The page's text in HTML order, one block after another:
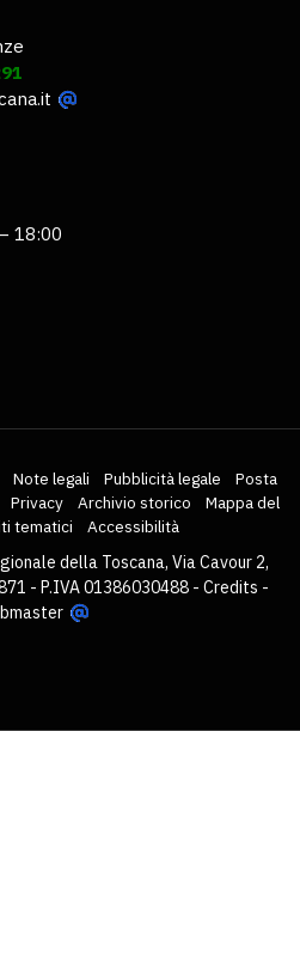
18:00
Note legali Pubblicità legale
Posta
Privacy Archivio storico
Mappa del
tematici
Accessibilità
della Toscana, Via Cavour 2,
- P.IVA 01386030488 - Credits -